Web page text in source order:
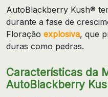
AutoBlackberry Kush®
durante a fase de
Floração explosiva, que
duras como pedras.
Características da
AutoBlackberry